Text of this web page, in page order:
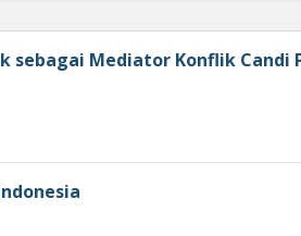
sebagai Mediator Konflik Candi